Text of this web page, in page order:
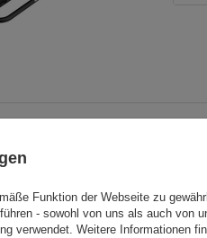
Funktion der Webseite zu
- sowohl von uns als auch von
verwendet. Weitere Informationen